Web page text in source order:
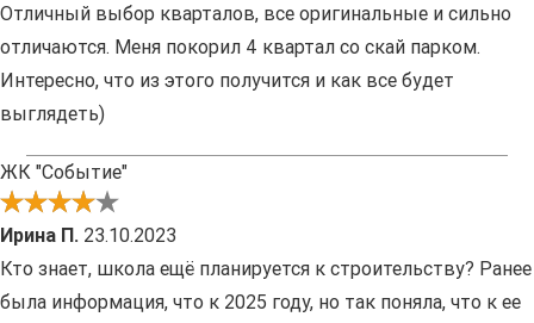
Отличный выбор кварталов, все оригинальные и сильно
отличаются. Меня покорил 4 квартал со скай парком.
Интересно, что из этого получится и как все будет
выглядеть)
ЖК "Событие"
Ирина П. 23.10.2023
Кто знает, школа ещё планируется к строительству? Ранее
была информация, что к 2025 году, но так поняла, что к ее